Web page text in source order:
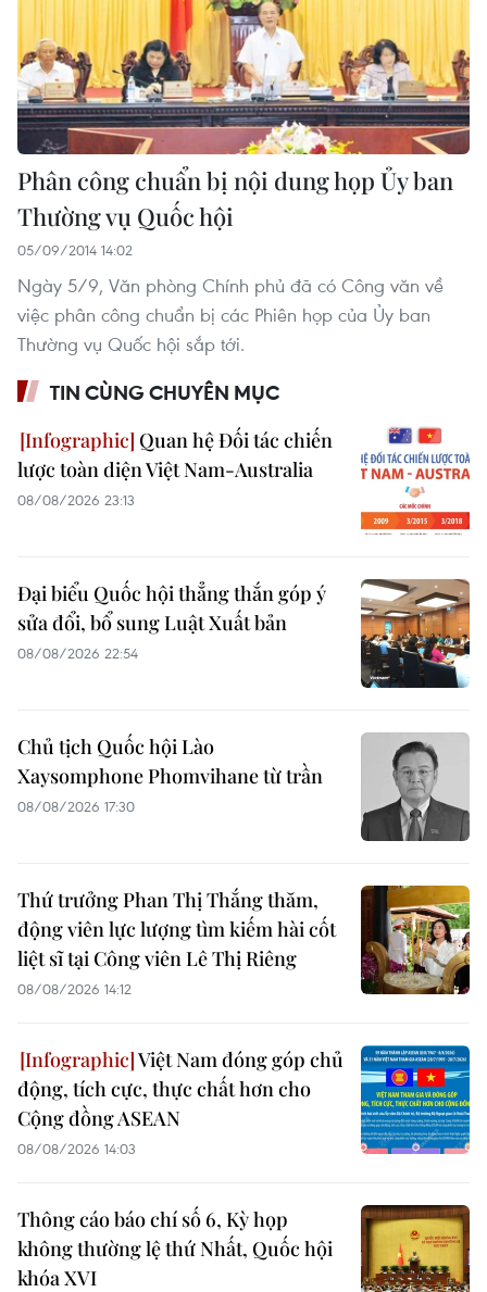
Phân công chuẩn bị nội dung họp Ủy ban
Thường vụ Quốc hội
05/09/2014 14:02
Ngày 5/9, Văn phòng Chính phủ đã có Công văn về
việc phân công chuẩn bị các Phiên họp của Ủy ban
Thường vụ Quốc hội sắp tới.
TIN CÙNG CHUYÊN MỤC
Quan hệ Đối tác chiến
lược toàn diện Việt Nam-Australia
08/08/2026 23:13
Đại biểu Quốc hội thẳng thắn góp ý
sửa đổi, bổ sung Luật Xuất bản
08/08/2026 22:54
Chủ tịch Quốc hội Lào
Xaysomphone Phomvihane từ trần
08/08/2026 17:30
Thứ trưởng Phan Thị Thắng thăm,
động viên lực lượng tìm kiếm hài cốt
liệt sĩ tại Công viên Lê Thị Riêng
08/08/2026 14:12
Việt Nam đóng góp chủ
động, tích cực, thực chất hơn cho
Cộng đồng ASEAN
08/08/2026 14:03
Thông cáo báo chí số 6, Kỳ họp
không thường lệ thứ Nhất, Quốc hội
khóa XVI